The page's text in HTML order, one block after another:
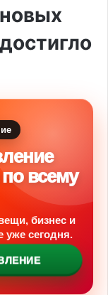
всему
бизнес и
сегодня.